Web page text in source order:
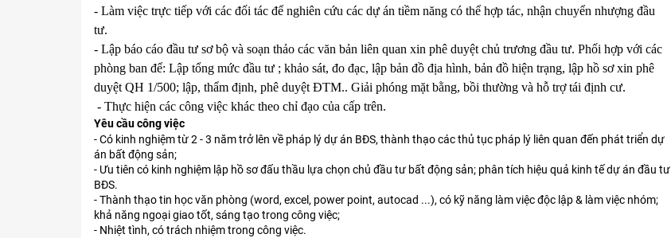
- Làm việc trực tiếp với các đối tác để nghiên cứu các dự án tiềm năng có thể hợp tác, nhận chuyển nhượng đầu
tư.
- Lập báo cáo đầu tư sơ bộ và soạn thảo các văn bản liên quan xin phê duyệt chủ trương đầu tư. Phối hợp với các
phòng ban để: Lập tổng mức đầu tư ; khảo sát, đo đạc, lập bản đồ địa hình, bản đồ hiện trạng, lập hồ sơ xin phê
duyệt QH 1/500; lập, thẩm định, phê duyệt ĐTM.. Giải phóng mặt bằng, bồi thường và hỗ trợ tái định cư.
- Thực hiện các công việc khác theo chỉ đạo của cấp trên.
Yêu cầu công việc
- Có kinh nghiệm từ 2 - 3 năm trở lên về pháp lý dự án BĐS, thành thạo các thủ tục pháp lý liên quan đến phát triển dự
án bất động sản;
- Ưu tiên có kinh nghiệm lập hồ sơ đấu thầu lựa chọn chủ đầu tư bất động sản; phân tích hiệu quả kinh tế dự án đầu tư
BĐS.
- Thành thạo tin học văn phòng (word, excel, power point, autocad ...), có kỹ năng làm việc độc lập & làm việc nhóm;
khả năng ngoại giao tốt, sáng tạo trong công việc;
- Nhiệt tình, có trách nhiệm trong công việc.